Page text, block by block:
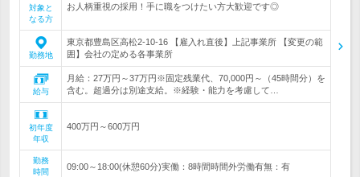
対象と
なる方
お人柄重視の採用！手に職をつけたい方大歓迎です◎
勤務地
東京都豊島区高松2-10-16 【雇入れ直後】上記事業所 【変更の範
囲】会社の定める各事業所
給与
月給：27万円～37万円※固定残業代、70,000円～（45時間分）を
含む。超過分は別途支給。※経験・能力を考慮して…
初年度
年収
400万円～600万円
勤務
時間
09:00～18:00(休憩60分)実働：8時間時間外労働有無：有